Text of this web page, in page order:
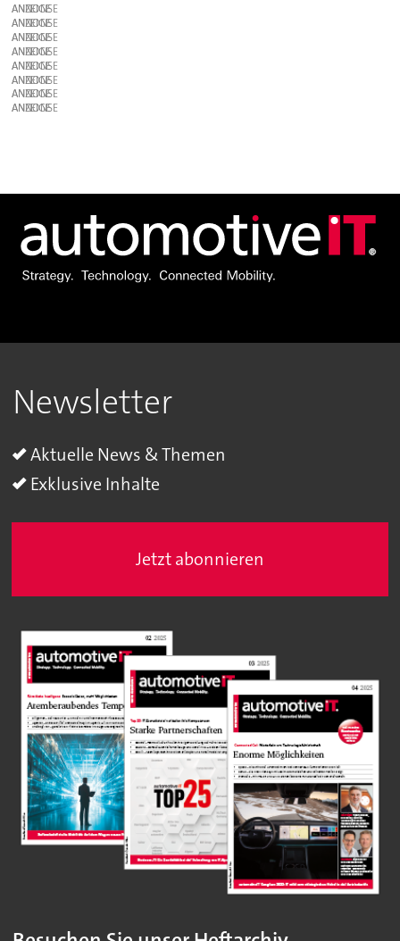
ANZEIGE
ANZEIGE
ANZEIGE
ANZEIGE
ANZEIGE
ANZEIGE
ANZEIGE
ANZEIGE
Newsletter
Aktuelle News & Themen
Exklusive Inhalte
Jetzt abonnieren